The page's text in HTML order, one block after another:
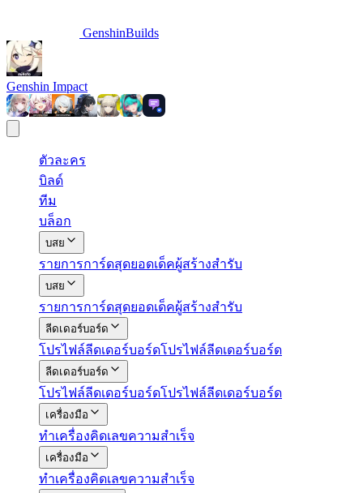
GenshinBuilds
Genshin Impact
ตัวละคร
บิลด์
ทีม
บล็อก
บสย
รายการการ์ดสุดยอดเด็คผู้สร้างสำรับ
บสย
รายการการ์ดสุดยอดเด็คผู้สร้างสำรับ
ลีดเดอร์บอร์ด
โปรไฟล์ลีดเดอร์บอร์ดโปรไฟล์ลีดเดอร์บอร์ด
ลีดเดอร์บอร์ด
โปรไฟล์ลีดเดอร์บอร์ดโปรไฟล์ลีดเดอร์บอร์ด
เครื่องมือ
ทำเครื่องคิดเลขความสำเร็จ
เครื่องมือ
ทำเครื่องคิดเลขความสำเร็จ